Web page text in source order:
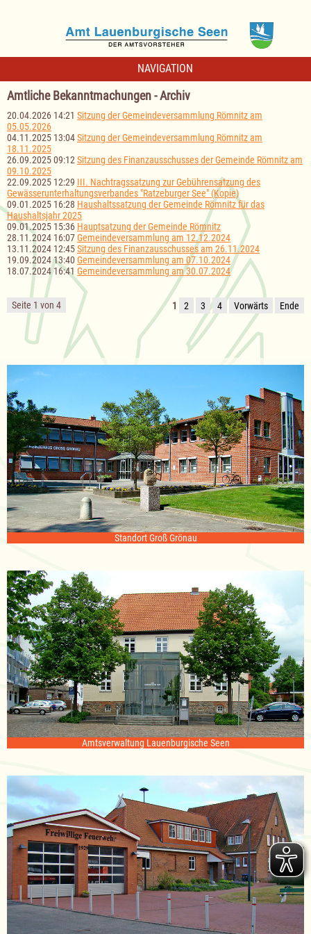
NAVIGATION
Amtliche Bekanntmachungen - Archiv
20.04.2026 14:21 Sitzung der Gemeindeversammlung Römnitz am
05.05.2026
04.11.2025 13:04Sitzung der Gemeindeversammlung Römnitz am
18.11.2025
26.09.2025 09:12 Sitzung des Finanzausschusses der Gemeinde Römnitz am
09.10.2025
22.09.2025 12:29 III. Nachtragssatzung zur Gebührensatzung des
Gewässerunterhaltungsverbandes "Ratzeburger See" (Kopie)
09.01.2025 16:28 Haushaltssatzung der Gemeinde Römnitz für das
Haushaltsjahr 2025
09.01.2025 15:36 Hauptsatzung der Gemeinde Römnitz
28.11.2024 16:07Gemeindeversammlung am 12.12.2024
13.11.2024 12:45Sitzung des Finanzausschusses am 26.11.2024
19.09.2024 13:40 Gemeindeversammlung am 07.10.2024
18.07.2024 16:41 Gemeindeversammlung am 30.07.2024
Seite 1 von 4 1 2 3 4 Vorwärts Ende
Standort Groß Grönau
Amtsverwaltung Lauenburgische Seen